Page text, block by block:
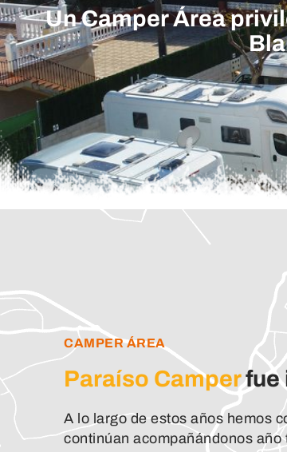
Un Camper Área
CAMPER ÁREA
Paraíso Camperfue
A lo largo de estos años hemos
continúan acompañándonos